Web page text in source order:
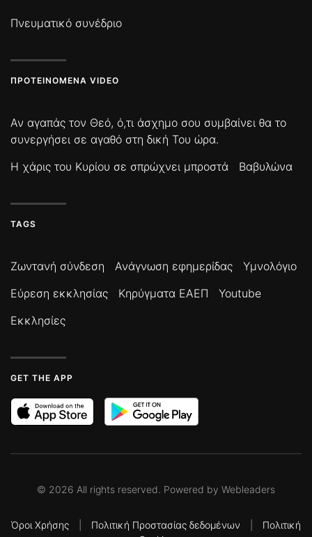
Πνευματικό συνέδριο
ΠΡΟΤΕΙΝΌΜΕΝΑ VIDEO
Αν αγαπάς τον Θεό, ό,τι άσχημο σου συμβαίνει θα το
συνεργήσει σε αγαθό στη δική Του ώρα.
Η χάρις του Κυρίου σε σπρώχνει μπροστά
Βαβυλώνα
TAGS
Ζωντανή σύνδεση Ανάγνωση εφημερίδας
Υμνολόγιο
Εύρεση εκκλησίας
Κηρύγματα ΕΑΕΠ
Youtube
Εκκλησίες
GET THE APP
© 2026 All rights reserved. Powered by Webleaders
Όροι Χρήσης Πολιτική Προστασίας δεδομένων
Πολιτική